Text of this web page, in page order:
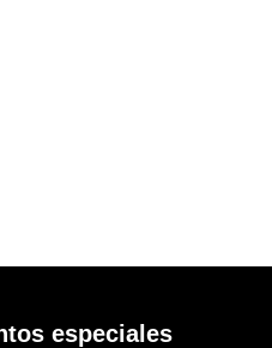
especiales